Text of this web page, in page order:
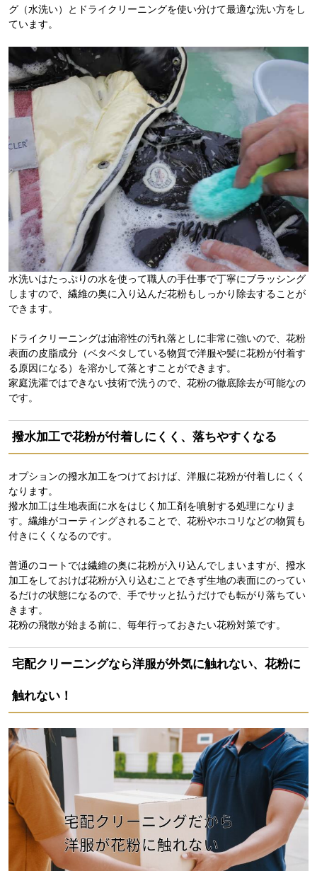
グ（水洗い）とドライクリーニングを使い分けて最適な洗い方をし
ています。
水洗いはたっぷりの水を使って職人の手仕事で丁寧にブラッシング
しますので、繊維の奥に入り込んだ花粉もしっかり除去することが
できます。
ドライクリーニングは油溶性の汚れ落としに非常に強いので、花粉
表面の皮脂成分（ベタベタしている物質で洋服や髪に花粉が付着す
る原因になる）を溶かして落とすことができます。
家庭洗濯ではできない技術で洗うので、花粉の徹底除去が可能なの
です。
撥水加工で花粉が付着しにくく、落ちやすくなる
オプションの撥水加工をつけておけば、洋服に花粉が付着しにくく
なります。
撥水加工は生地表面に水をはじく加工剤を噴射する処理になりま
す。繊維がコーティングされることで、花粉やホコリなどの物質も
付きにくくなるのです。
普通のコートでは繊維の奥に花粉が入り込んでしまいますが、撥水
加工をしておけば花粉が入り込むことできず生地の表面にのってい
るだけの状態になるので、手でサッと払うだけでも転がり落ちてい
きます。
花粉の飛散が始まる前に、毎年行っておきたい花粉対策です。
宅配クリーニングなら洋服が外気に触れない、花粉に
触れない！